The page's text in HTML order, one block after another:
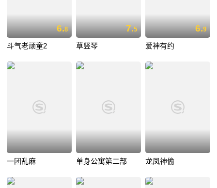
6.8
斗气老顽童2
7.5
草竖琴
6.9
爱神有约
一团乱麻 单身公寓第二部 龙凤神偷